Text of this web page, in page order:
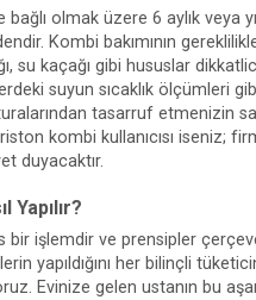
bağlı olmak üzere 6 aylık veya
Kombi bakımının
su kaçağı gibi hususlar
suyun sıcaklık ölçümleri
tasarruf etmenizin
kombi kullanıcısı iseniz;
duyacaktır.
Yapılır?
bir işlemdir ve prensipler
yapıldığını her bilinçli
Evinize gelen ustanın bu